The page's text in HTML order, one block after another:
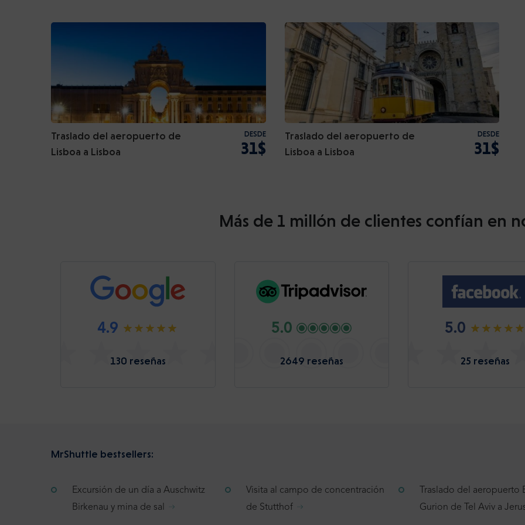
Traslado del aeropuerto de
Lisboa a Lisboa
DESDE
31$
Traslado del aeropuerto de
Lisboa a Lisboa
DESDE
31$
Más de 1 millón de clientes confían en
4.9
130 reseñas
5.0
2649 reseñas
5.0
25 reseñas
MrShuttle bestsellers:
Excursión de un día a Auschwitz
Birkenau y mina de sal
Visita al campo de concentración
de Stutthof
Traslado del aeropuerto
Gurion de Tel Aviv a